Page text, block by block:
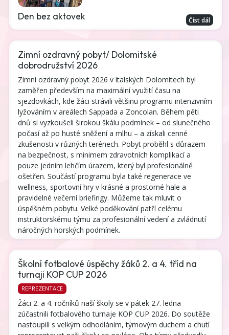
Den bez aktovek Číst dál
Zimní ozdravný pobyt/ Dolomitské
dobrodružství 2026
Zimní ozdravný pobyt 2026 v italských Dolomitech byl
zaměřen především na maximální využití času na
sjezdovkách, kde žáci strávili většinu programu intenzivním
lyžováním v areálech Sappada a Zoncolan. Během pěti
dnů si vyzkoušeli širokou škálu podmínek – od slunečného
počasí až po husté sněžení a mlhu – a získali cenné
zkušenosti v různých terénech. Pobyt proběhl s důrazem
na bezpečnost, s minimem zdravotních komplikací a
pouze jedním lehčím úrazem, který byl profesionálně
ošetřen. Součástí programu byla také regenerace ve
wellness, sportovní hry v krásné a prostorné hale a
pravidelné večerní briefingy. Můžeme tak mluvit o
úspěšném pobytu. Velké poděkování patří celému
instruktorskému týmu za profesionální vedení a zvládnutí
náročných horských podmínek.
Školní fotbalové úspěchy žáků 2. a 4. tříd na
turnaji KOP CUP 2026
REPREZENTACE
Žáci 2. a 4. ročníků naší školy se v pátek 27. ledna
zúčastnili fotbalového turnaje KOP CUP 2026. Do soutěže
nastoupili s velkým odhodláním, týmovým duchem a chutí